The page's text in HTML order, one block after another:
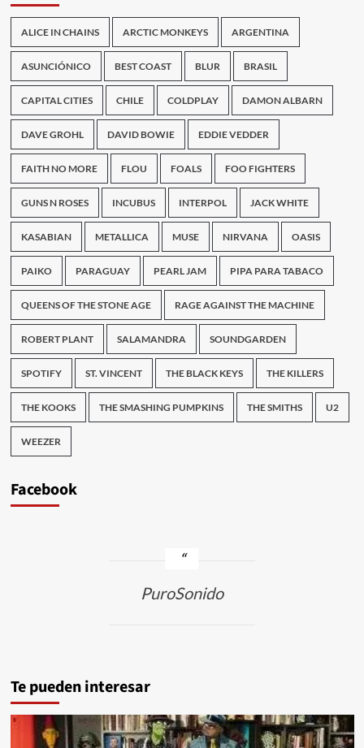
ALICE IN CHAINS ARCTIC MONKEYS ARGENTINA
ASUNCIÓNICO BEST COAST BLUR BRASIL
CAPITAL CITIES CHILE COLDPLAY DAMON ALBARN
DAVE GROHL DAVID BOWIE EDDIE VEDDER
FAITH NO MORE FLOU FOALS FOO FIGHTERS
GUNS N ROSES INCUBUS INTERPOL JACK WHITE
KASABIAN METALLICA MUSE NIRVANA OASIS
PAIKO PARAGUAY PEARL JAM PIPA PARA TABACO
QUEENS OF THE STONE AGE RAGE AGAINST THE MACHINE
ROBERT PLANT SALAMANDRA SOUNDGARDEN
SPOTIFY ST. VINCENT THE BLACK KEYS THE KILLERS
THE KOOKS THE SMASHING PUMPKINS THE SMITHS U2
WEEZER
Facebook
PuroSonido
Te pueden interesar